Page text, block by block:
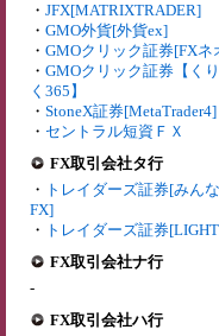
・ JFX[MATRIXTRADER]
・ GMO外貨[外貨ex]
・ GMOクリック証券[FXネ
・ GMOクリック証券【く
く365】
・ StoneX証券[MetaTrader4]
・ セントラル短資ＦＸ
FX取引会社タ行
・ トレイダーズ証券[みん
FX]
・ トレイダーズ証券
FX取引会社ナ行
-
FX取引会社ハ行